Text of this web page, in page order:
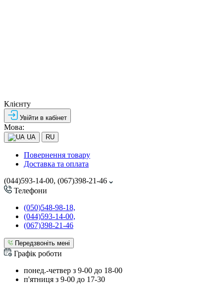
Клієнту
Увійти в кабінет
Мова:
UA RU
Повернення товару
Доставка та оплата
(044)593-14-00, (067)398-21-46
Телефони
(050)548-98-18,
(044)593-14-00,
(067)398-21-46
Передзвоніть мені
Графік роботи
понед.-четвер з 9-00 до 18-00
п'ятниця з 9-00 до 17-30